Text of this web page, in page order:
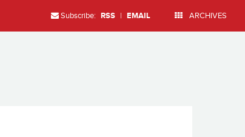
Subscribe: RSS | EMAIL ARCHIVES